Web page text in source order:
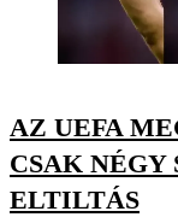
AZ UEFA
CSAK NÉGY
ELTILTÁS